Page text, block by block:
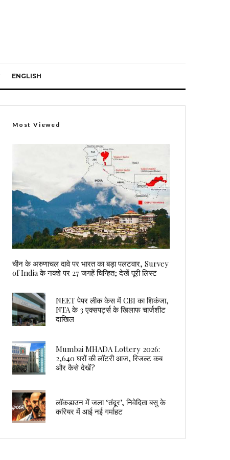
ENGLISH
Most Viewed
चीन के अरुणाचल दावे पर भारत का बड़ा पलटवार, Survey
of India के नक्शे पर 27 जगहें चिन्हित; देखें पूरी लिस्ट
NEET पेपर लीक केस में CBI का शिकंजा,
NTA के 3 एक्सपर्ट्स के खिलाफ चार्जशीट
दाखिल
Mumbai MHADA Lottery 2026:
2,640 घरों की लॉटरी आज, रिजल्ट कब
और कैसे देखें?
लॉकडाउन में जला ‘तंदूर’, निवेदिता बसु के
करियर में आई नई गर्माहट